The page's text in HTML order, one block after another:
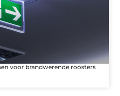
voor brandwerende roosters